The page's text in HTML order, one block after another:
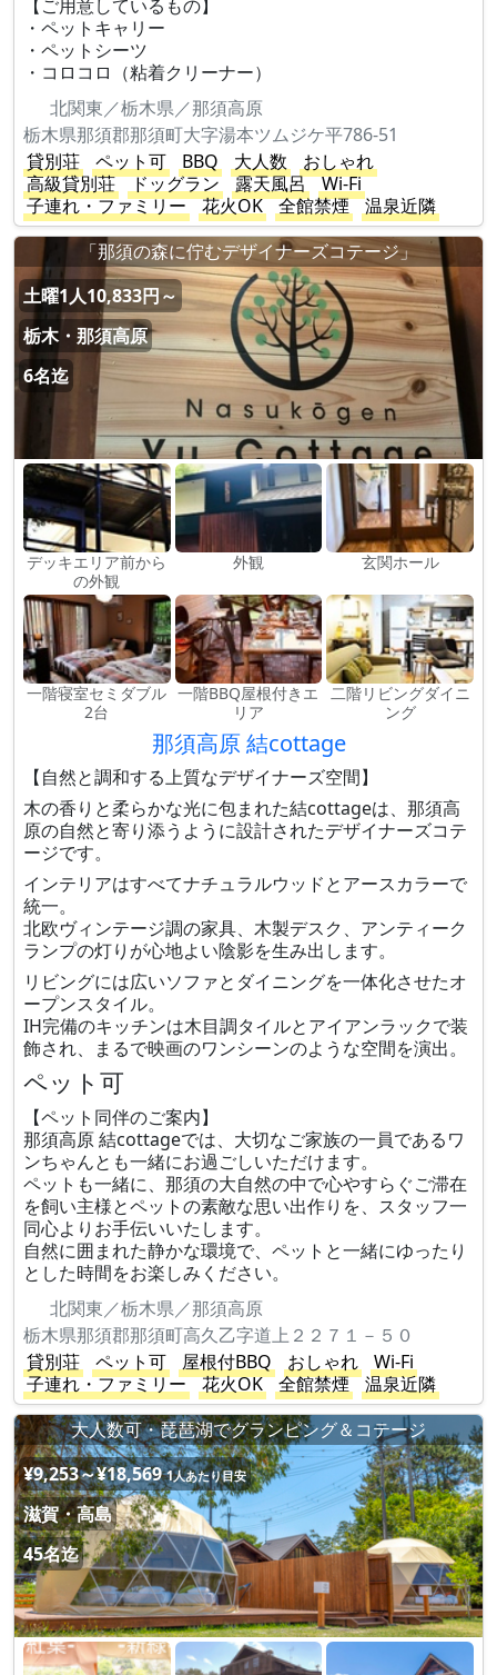
【ご用意しているもの】
・ペットキャリー
・ペットシーツ
・コロコロ（粘着クリーナー）
北関東／栃木県／那須高原
栃木県那須郡那須町大字湯本ツムジケ平786-51
貸別荘
ペット可 BBQ 大人数
おしゃれ
高級貸別荘
ドッグラン 露天風呂
Wi-Fi
子連れ・ファミリー
花火OK 全館禁煙
温泉近隣
「那須の森に佇むデザイナーズコテージ」
土曜1人10,833円～
栃木・那須高原
6名迄
デッキエリア前から
の外観
外観 玄関ホール
一階寝室セミダブル
2台
一階BBQ屋根付きエ
リア
二階リビングダイニ
ング
那須高原 結cottage
【自然と調和する上質なデザイナーズ空間】
木の香りと柔らかな光に包まれた結cottageは、那須高
原の自然と寄り添うように設計されたデザイナーズコテ
ージです。
インテリアはすべてナチュラルウッドとアースカラーで
統一。
北欧ヴィンテージ調の家具、木製デスク、アンティーク
ランプの灯りが心地よい陰影を生み出します。
リビングには広いソファとダイニングを一体化させたオ
ープンスタイル。
IH完備のキッチンは木目調タイルとアイアンラックで装
飾され、まるで映画のワンシーンのような空間を演出。
ペット可
【ペット同伴のご案内】
那須高原 結cottageでは、大切なご家族の一員であるワ
ンちゃんとも一緒にお過ごしいただけます。
ペットも一緒に、那須の大自然の中で心やすらぐご滞在
を飼い主様とペットの素敵な思い出作りを、スタッフ一
同心よりお手伝いいたします。
自然に囲まれた静かな環境で、ペットと一緒にゆったり
とした時間をお楽しみください。
北関東／栃木県／那須高原
栃木県那須郡那須町高久乙字道上２２７１－５０
貸別荘
ペット可 屋根付BBQ おしゃれ
Wi-Fi
子連れ・ファミリー
花火OK 全館禁煙
温泉近隣
大人数可・琵琶湖でグランピング＆コテージ
¥9,253～¥18,569 1人あたり目安
滋賀・高島
45名迄